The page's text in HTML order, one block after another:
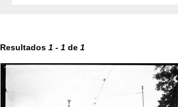
Resultados 1 - 1 de 1